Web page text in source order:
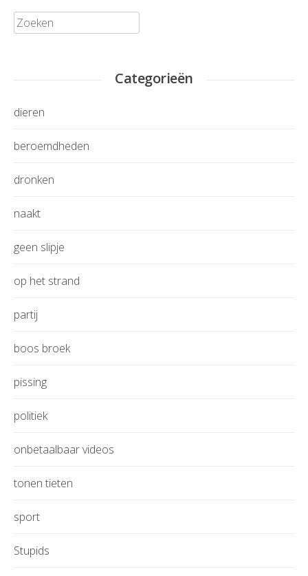
Zoeken:
Categorieën
dieren
beroemdheden
dronken
naakt
geen slipje
op het strand
partij
boos broek
pissing
politiek
onbetaalbaar videos
tonen tieten
sport
Stupids